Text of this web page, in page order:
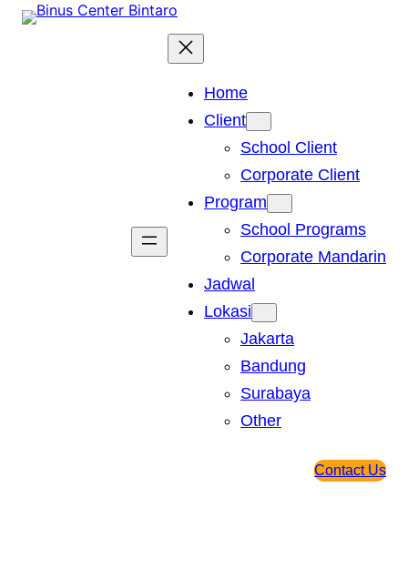
Skip
Home
Client
School Client
Corporate Client
Program
School Programs
Corporate Mandarin
Jadwal
Lokasi
Jakarta
Bandung
Surabaya
Other
Contact Us